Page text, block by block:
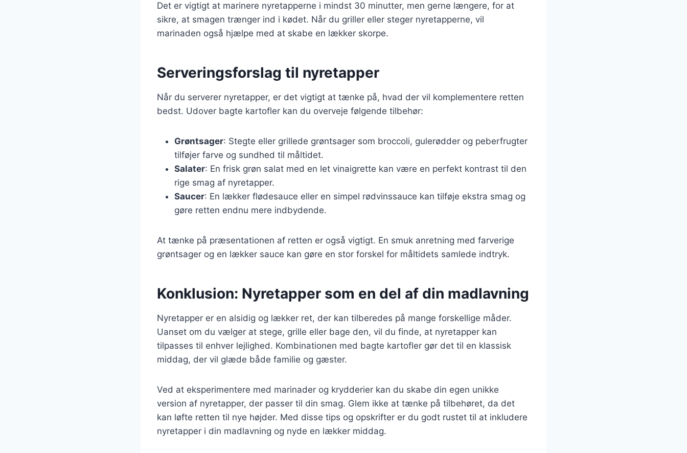
Det er vigtigt at marinere nyretapperne i mindst 30 minutter, men gerne længere, for at
sikre, at smagen trænger ind i kødet. Når du griller eller steger nyretapperne, vil
marinaden også hjælpe med at skabe en lækker skorpe.
Serveringsforslag til nyretapper
Når du serverer nyretapper, er det vigtigt at tænke på, hvad der vil komplementere retten
bedst. Udover bagte kartofler kan du overveje følgende tilbehør:
Grøntsager: Stegte eller grillede grøntsager som broccoli, gulerødder og peberfrugter
tilføjer farve og sundhed til måltidet.
Salater: En frisk grøn salat med en let vinaigrette kan være en perfekt kontrast til den
rige smag af nyretapper.
Saucer: En lækker flødesauce eller en simpel rødvinssauce kan tilføje ekstra smag og
gøre retten endnu mere indbydende.
At tænke på præsentationen af retten er også vigtigt. En smuk anretning med farverige
grøntsager og en lækker sauce kan gøre en stor forskel for måltidets samlede indtryk.
Konklusion: Nyretapper som en del af din madlavning
Nyretapper er en alsidig og lækker ret, der kan tilberedes på mange forskellige måder.
Uanset om du vælger at stege, grille eller bage den, vil du finde, at nyretapper kan
tilpasses til enhver lejlighed. Kombinationen med bagte kartofler gør det til en klassisk
middag, der vil glæde både familie og gæster.
Ved at eksperimentere med marinader og krydderier kan du skabe din egen unikke
version af nyretapper, der passer til din smag. Glem ikke at tænke på tilbehøret, da det
kan løfte retten til nye højder. Med disse tips og opskrifter er du godt rustet til at inkludere
nyretapper i din madlavning og nyde en lækker middag.